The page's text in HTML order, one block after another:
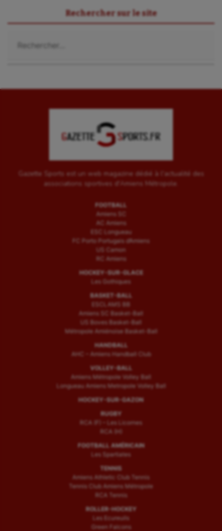
VoileRechercher sur le site
Gazette Sports est un web magazine dédié à l'actualité des
associations sportives d'Amiens Métropole.
FOOTBALL
Amiens SC
AC Amiens
ESC Longueau
FC Porto Portugais d’Amiens
US Camon
RC Amiens
HOCKEY-SUR-GLACE
Les Gothiques
BASKET-BALL
ESCLAMS BB
Amiens SC Basket-Ball
US Boves Basket-Ball
Métropole Amiénoise Basket-Ball
HANDBALL
AHC – Amiens Handball Club
VOLLEY-BALL
Amiens Métropole Volley Ball
Longueau Amiens Metropole Volley Ball
HOCKEY-SUR-GAZON
RUGBY
RCA (F) – Les Licornes
RCA (H)
FOOTBALL AMÉRICAIN
Les Spartiates
TENNIS
Amiens Athletic Club Tennis
Tennis Club Amiens Métropole
RCA Tennis
ROLLER-HOCKEY
Les Ecureuils
Green Falcons